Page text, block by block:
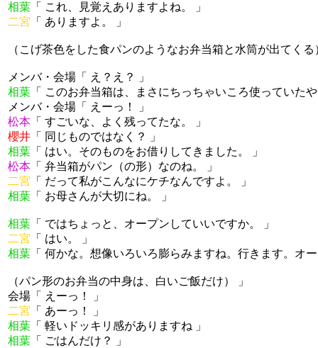
相葉 「 これ、見覚えありますよね。 」
二宮 「 ありますよ。 」
（こげ茶色をした食パンのようなお弁当箱と水筒が出てくる
メンバ・会場「 え？え？ 」
相葉 「 このお弁当箱は、まさにちっちゃいころ使っていた
メンバ・会場「 えーっ！ 」
松本 「 すごいな、よく残ってたな。 」
櫻井 「 同じものではなく？ 」
相葉 「 はい。そのものをお借りしてきました。 」
松本 「 弁当箱がパン（の形）なのね。 」
二宮 「 だって私がこんなにケチなんですよ。 」
相葉 「 お母さんが大切にね。 」
相葉 「 ではちょっと、オープンしていいですか。 」
二宮 「 はい。 」
相葉 「 何かな。想像いろいろ膨らみますね。行きます。オ
（パン形のお弁当の中身は、白いご飯だけ） 」
会場「 えーっ！ 」
二宮 「 あーっ！ 」
相葉 「 軽いドッキリ感がありますね 」
相葉 「 ごはんだけ？ 」